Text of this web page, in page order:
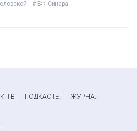
# БФ_Синара
ТВ ПОДКАСТЫ ЖУРНАЛ